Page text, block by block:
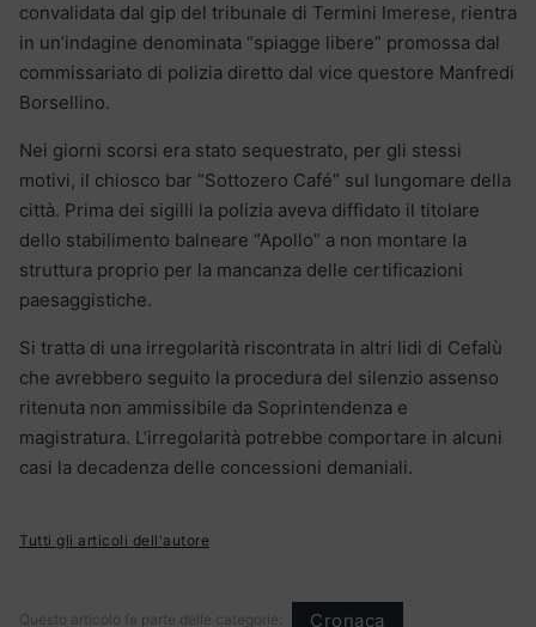
convalidata dal gip del tribunale di Termini Imerese, rientra
in un’indagine denominata “spiagge libere” promossa dal
commissariato di polizia diretto dal vice questore Manfredi
Borsellino.
Nei giorni scorsi era stato sequestrato, per gli stessi
motivi, il chiosco bar “Sottozero Café” sul lungomare della
città. Prima dei sigilli la polizia aveva diffidato il titolare
dello stabilimento balneare “Apollo” a non montare la
struttura proprio per la mancanza delle certificazioni
paesaggistiche.
Si tratta di una irregolarità riscontrata in altri lidi di Cefalù
che avrebbero seguito la procedura del silenzio assenso
ritenuta non ammissibile da Soprintendenza e
magistratura. L’irregolarità potrebbe comportare in alcuni
casi la decadenza delle concessioni demaniali.
Tutti gli articoli dell'autore
Questo articolo fa parte delle categorie: Cronaca